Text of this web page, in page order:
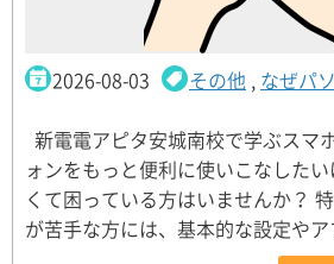
2026-08-03 その他 , なぜパ
新電電アピタ安城南校で学ぶスマ
ォンをもっと便利に使いこなした
くて困っている方はいませんか？
が苦手な方には、基本的な設定や